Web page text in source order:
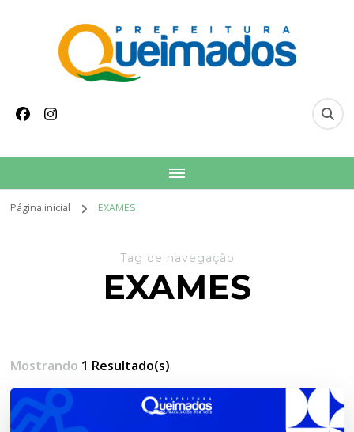
Prefeitura Municipal
Página inicial EXAMES
Tag de navegação
EXAMES
Mostrando 1 Resultado(s)